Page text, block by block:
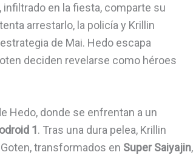
en la fiesta, comparte su
arrestarlo, la policía y Krillin
de Mai. Hedo escapa
deciden revelarse como héroes
Hedo, donde se enfrentan a un
1. Tras una dura pelea, Krillin
transformados en Super Saiyajin,